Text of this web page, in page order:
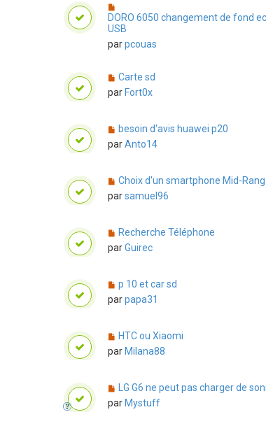
DORO 6050 changement de fond
USB
parpcouas
Carte sd
par Fort0x
besoin d'avis huawei p20
parAnto14
Choix d'un smartphone Mid-
parsamuel96
Recherche Téléphone
parGuirec
p 10 et car sd
parpapa31
HTC ou Xiaomi
par Milana88
LG G6 ne peut pas charger de
par Mystuff